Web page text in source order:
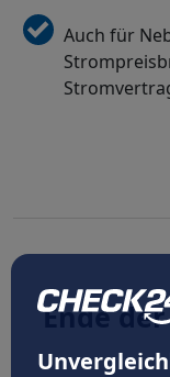
Auch für
Ende